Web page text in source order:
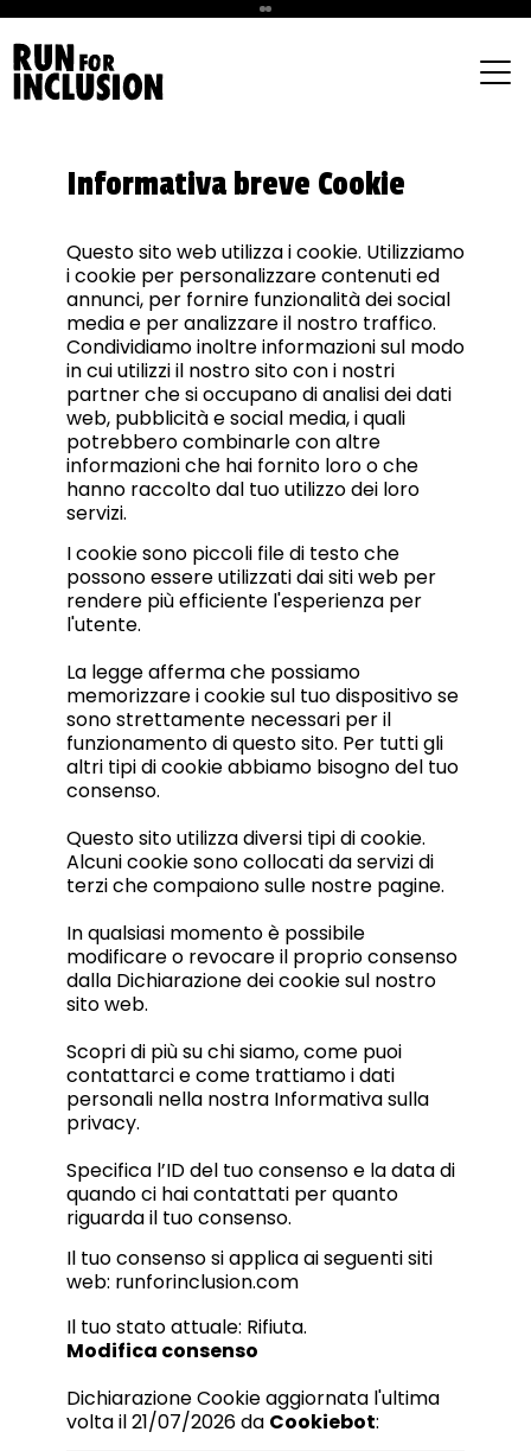
Informativa breve Cookie
Questo sito web utilizza i cookie. Utilizziamo
i cookie per personalizzare contenuti ed
annunci, per fornire funzionalità dei social
media e per analizzare il nostro traffico.
Condividiamo inoltre informazioni sul modo
in cui utilizzi il nostro sito con i nostri
partner che si occupano di analisi dei dati
web, pubblicità e social media, i quali
potrebbero combinarle con altre
informazioni che hai fornito loro o che
hanno raccolto dal tuo utilizzo dei loro
servizi.
I cookie sono piccoli file di testo che
possono essere utilizzati dai siti web per
rendere più efficiente l'esperienza per
l'utente.
La legge afferma che possiamo
memorizzare i cookie sul tuo dispositivo se
sono strettamente necessari per il
funzionamento di questo sito. Per tutti gli
altri tipi di cookie abbiamo bisogno del tuo
consenso.
Questo sito utilizza diversi tipi di cookie.
Alcuni cookie sono collocati da servizi di
terzi che compaiono sulle nostre pagine.
In qualsiasi momento è possibile
modificare o revocare il proprio consenso
dalla Dichiarazione dei cookie sul nostro
sito web.
Scopri di più su chi siamo, come puoi
contattarci e come trattiamo i dati
personali nella nostra Informativa sulla
privacy.
Specifica l’ID del tuo consenso e la data di
quando ci hai contattati per quanto
riguarda il tuo consenso.
Il tuo consenso si applica ai seguenti siti
web: runforinclusion.com
Il tuo stato attuale: Rifiuta.
Modifica consenso
Dichiarazione Cookie aggiornata l'ultima
volta il 21/07/2026 da Cookiebot: